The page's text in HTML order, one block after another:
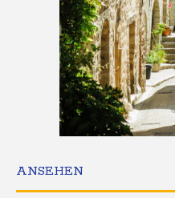
ANSEHEN